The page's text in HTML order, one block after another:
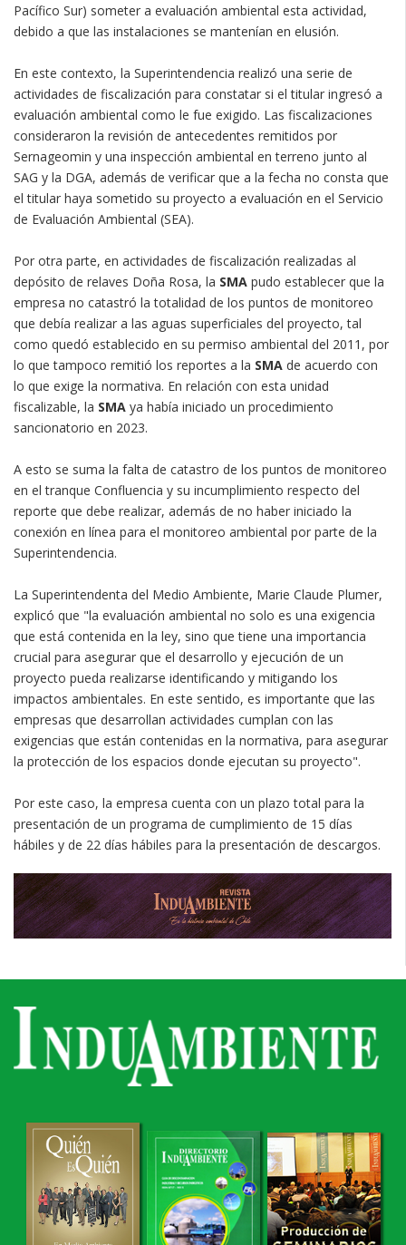
Pacífico Sur) someter a evaluación ambiental esta actividad,
debido a que las instalaciones se mantenían en elusión.
En este contexto, la Superintendencia realizó una serie de
actividades de fiscalización para constatar si el titular ingresó a
evaluación ambiental como le fue exigido. Las fiscalizaciones
consideraron la revisión de antecedentes remitidos por
Sernageomin y una inspección ambiental en terreno junto al
SAG y la DGA, además de verificar que a la fecha no consta que
el titular haya sometido su proyecto a evaluación en el Servicio
de Evaluación Ambiental (SEA).
Por otra parte, en actividades de fiscalización realizadas al
depósito de relaves Doña Rosa, la SMA pudo establecer que la
empresa no catastró la totalidad de los puntos de monitoreo
que debía realizar a las aguas superficiales del proyecto, tal
como quedó establecido en su permiso ambiental del 2011, por
lo que tampoco remitió los reportes a la SMA de acuerdo con
lo que exige la normativa. En relación con esta unidad
fiscalizable, la SMA ya había iniciado un procedimiento
sancionatorio en 2023.
A esto se suma la falta de catastro de los puntos de monitoreo
en el tranque Confluencia y su incumplimiento respecto del
reporte que debe realizar, además de no haber iniciado la
conexión en línea para el monitoreo ambiental por parte de la
Superintendencia.
La Superintendenta del Medio Ambiente, Marie Claude Plumer,
explicó que "la evaluación ambiental no solo es una exigencia
que está contenida en la ley, sino que tiene una importancia
crucial para asegurar que el desarrollo y ejecución de un
proyecto pueda realizarse identificando y mitigando los
impactos ambientales. En este sentido, es importante que las
empresas que desarrollan actividades cumplan con las
exigencias que están contenidas en la normativa, para asegurar
la protección de los espacios donde ejecutan su proyecto".
Por este caso, la empresa cuenta con un plazo total para la
presentación de un programa de cumplimiento de 15 días
hábiles y de 22 días hábiles para la presentación de descargos.